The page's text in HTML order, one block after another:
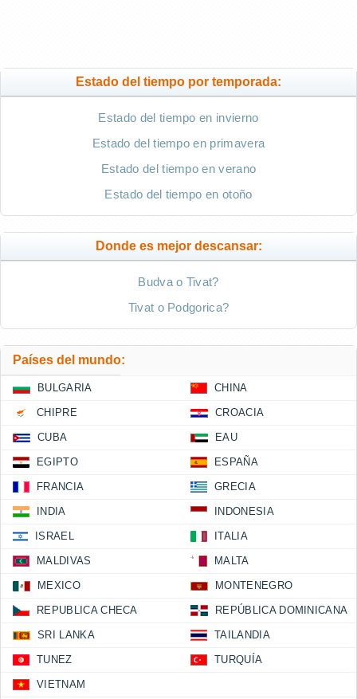
Estado del tiempo por temporada:
Estado del tiempo en invierno
Estado del tiempo en primavera
Estado del tiempo en verano
Estado del tiempo en otoño
Donde es mejor descansar:
Budva o Tivat?
Tivat o Podgorica?
Países del mundo:
BULGARIA CHINA
CHIPRE CROACIA
CUBA EAU
EGIPTO ESPAÑA
FRANCIA GRECIA
INDIA INDONESIA
ISRAEL ITALIA
MALDIVAS MALTA
MEXICO MONTENEGRO
REPUBLICA CHECA REPÚBLICA DOMINICANA
SRI LANKA TAILANDIA
TUNEZ TURQUÍA
VIETNAM